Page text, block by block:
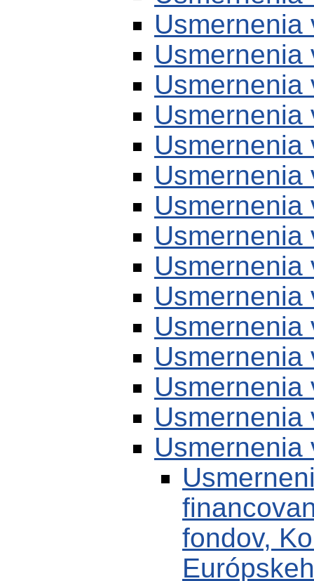
Usmernenia
Usmernenia
Usmernenia
Usmernenia
Usmernenia
Usmernenia
Usmernenia
Usmernenia
Usmernenia
Usmernenia
Usmernenia
Usmernenia
Usmernenia
Usmernenia
Usmernenia
fondov,